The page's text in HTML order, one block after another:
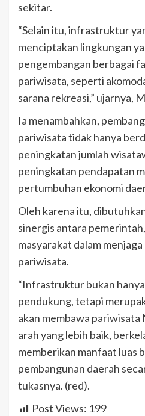
sekitar.
“Selain itu, infrastruktur
menciptakan lingkungan
pengembangan berbagai
pariwisata, seperti
sarana rekreasi,” ujarnya,
Ia menambahkan,
pariwisata tidak hanya
peningkatan jumlah
peningkatan pendapatan
pertumbuhan ekonomi
Oleh karena itu,
sinergis antara
masyarakat dalam
pariwisata.
“Infrastruktur bukan
pendukung, tetapi
akan membawa pariwisata
arah yang lebih baik,
memberikan manfaat luas
pembangunan daerah
tukasnya. (red).
Post Views: 199